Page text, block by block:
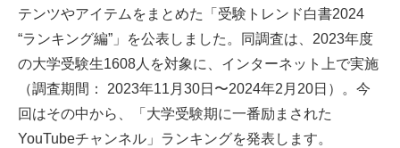
テンツやアイテムをまとめた「受験トレンド白書2024
“ランキング編”」を公表しました。同調査は、2023年度
の大学受験生1608人を対象に、インターネット上で実施
（調査期間： 2023年11月30日〜2024年2月20日）。今
回はその中から、「大学受験期に一番励まされた
YouTubeチャンネル」ランキングを発表します。